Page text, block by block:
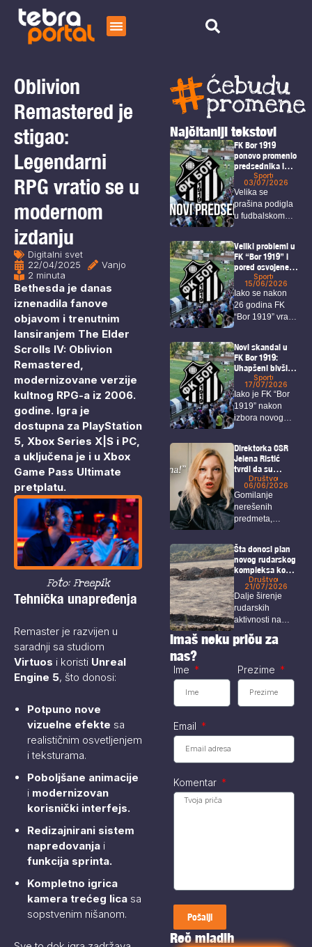
Oblivion
Remastered je
stigao:
Legendarni
RPG vratio se u
modernom
izdanju
Digitalni svet
22/04/2025
Vanjo
2 minuta
Bethesda je danas
iznenadila fanove
objavom i trenutnim
lansiranjem The Elder
Scrolls IV: Oblivion
Remastered,
modernizovane verzije
kultnog RPG-a iz 2006.
godine. Igra je
dostupna za PlayStation
5, Xbox Series X|S i PC,
a uključena je i u Xbox
Game Pass Ultimate
pretplatu.​
Foto: Freepik
Tehnička unapređenja
Remaster je razvijen u
saradnji sa studiom
Virtuos i koristi Unreal
Engine 5, što donosi:
Potpuno nove
vizuelne efekte sa
realističnim osvetljenjem
i teksturama.
Poboljšane animacije
i modernizovan
korisnički interfejs.
Redizajnirani sistem
napredovanjai
funkcija sprinta.
Kompletno igrica
kamera trećeg licasa
sopstvenim nišanom​.
Najčitaniji tekstovi
FK Bor 1919
ponovo promenio
predsednika i
rukovodstvo
kluba
Sport
03/07/2026
Velika se
prašina podigla
u fudbalskom
Veliki problemi u
FK “Bor 1919” i
pored osvojene
titule i ulaska u
veći rang
Sport
15/06/2026
Iako se nakon
26 godina FK
“Bor 1919” vratio
Novi skandal u
FK Bor 1919:
Uhapšeni bivši
predsednik,
sekretar i igrači
Sport
17/07/2026
Iako je FK “Bor
1919” nakon
izbora novog
Direktorka CSR
Jelena Ristić
tvrdi da su
navodi o čekanju
rešenja za isplatu
neistiniti –
Održan protest
ispred CSR
Društvo
06/06/2026
Gomilanje
nerešenih
predmeta,
kašnjenje isplata
za porodilje,
onkološke
bolesnike...
Šta donosi plan
novog rudarskog
kompleksa kod
Bora i Zaječara?
Društvo
21/07/2026
Dalje širenje
rudarskih
aktivnosti na
Zaječara
Imaš neku priču za
nas?
Ime Prezime
Email
Komentar
Pošalji
Reč mladih